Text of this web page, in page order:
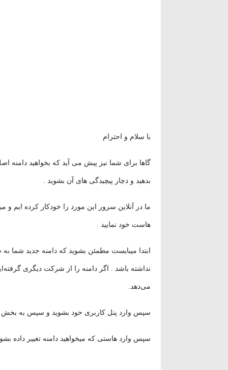
با سلام و احترام
گاها برای شما نیز پیش می آید که بخواهید دامنه
بدهید و دچار پیچیدگی های آن بشوید .
ما در آنلاین سرور این مورد را خودکار کرده ایم و
هاست خود نمایید .
نداشته باشد . اگر دامنه را از شرکت دیگری
می‌دهد.
سپس وارد پنل کاربری خود بشوید و سپس به
سپس وارد هاستی که میخواهید دامنه تغییر داده